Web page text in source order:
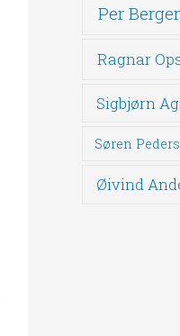
Per
Ragnar
Sigbjørn
Søren
Øivind